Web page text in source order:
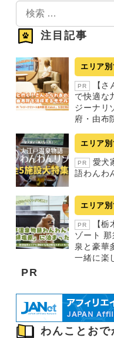
検
索
注目記事
エリア
PR
【さ
で快適な
ジーナリ
府・由布
エリア
PR
愛犬
語わんわ
エリア
PR
【栃
ゾート
泉と豪華
一緒に楽
PR
わんことお